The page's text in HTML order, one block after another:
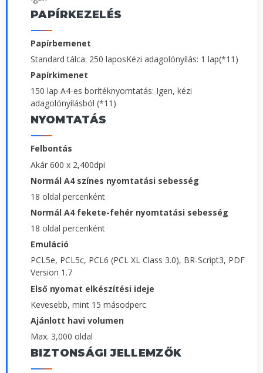
PAPÍRKEZELÉS
Papírbemenet
Standard tálca: 250 laposKézi adagolónyílás: 1 lap(*11)
Papírkimenet
150 lap A4-es borítéknyomtatás: Igen, kézi
adagolónyílásból (*11)
NYOMTATÁS
Felbontás
Akár 600 x 2,400dpi
Normál A4 színes nyomtatási sebesség
18 oldal percenként
Normál A4 fekete-fehér nyomtatási sebesség
18 oldal percenként
Emuláció
PCL5e, PCL5c, PCL6 (PCL XL Class 3.0), BR-Script3, PDF
Version 1.7
Első nyomat elkészítési ideje
Kevesebb, mint 15 másodperc
Ajánlott havi volumen
Max. 3,000 oldal
BIZTONSÁGI JELLEMZŐK